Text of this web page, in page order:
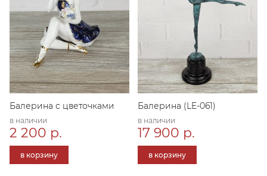
Балерина с цветочками
в наличии
2 200 р.
в корзину
Балерина (LE-061)
в наличии
17 900 р.
в корзину